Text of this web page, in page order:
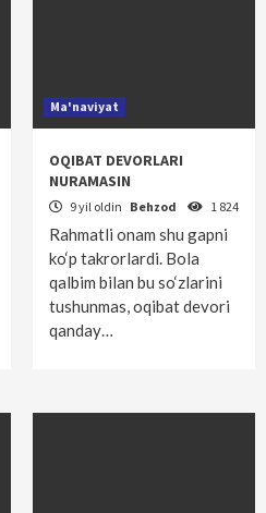
Ma'naviyat
OQIBAT DEVORLARI
NURAMASIN
9 yil oldin Behzod 1 824
Rahmatli onam shu gapni
ko‘p takrorlardi. Bola
qalbim bilan bu so‘zlarini
tushunmas, oqibat devori
qanday…